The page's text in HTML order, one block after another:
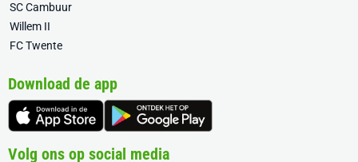
SC Cambuur
Willem II
FC Twente
Download de app
Volg ons op social media